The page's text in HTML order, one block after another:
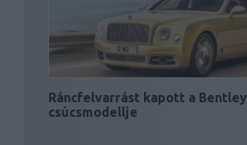
Ráncfelvarrást kapott a Bentley
csúcsmodellje